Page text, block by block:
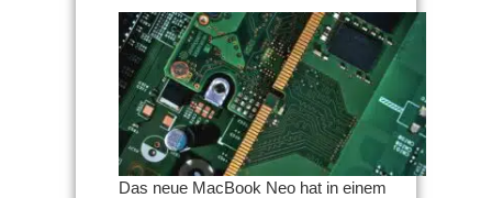
Teardown:
MacBook
seit
2012
Das neue MacBook Neo hat in einem